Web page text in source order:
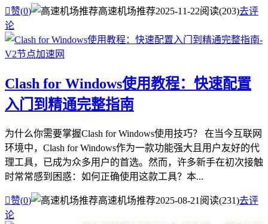
赞(0) 高速机场推荐2025-11-22阅读(203)去评
论
Clash for Windows使用教程：快速配置
入门到精通完整指南
为什么你需要掌握Clash for Windows使用技巧？ 在当今互联网
环境中，Clash for Windows作为一款功能强大且用户友好的代
理工具，已成为众多用户的首选。然而，许多新手在初次接触
时常常感到困惑：如何正确使用这款工具？本...
赞(0) 高速机场推荐2025-08-21 阅读(231)去评
论